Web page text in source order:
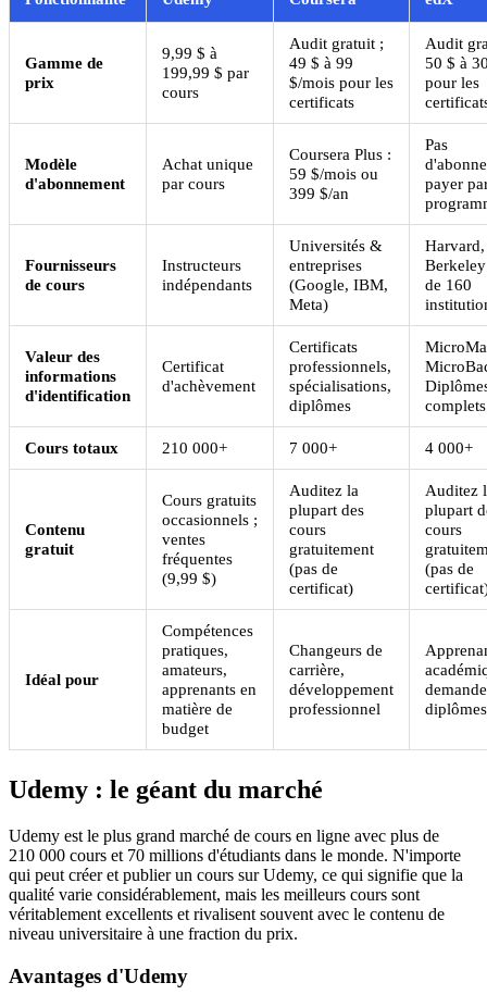
Gamme de
prix
9,99 $ à
199,99 $ par
cours
Audit gratuit ;
49 $ à 99
$/mois pour les
certificats
Audit
50 $ à
pour les
Modèle
d'abonnement
Achat unique
par cours
Coursera Plus :
59 $/mois ou
399 $/an
Pas
payer
Fournisseurs
de cours
Instructeurs
indépendants
Universités &
entreprises
(Google, IBM,
Meta)
de 160
Valeur des
informations
d'identification
Certificat
d'achèvement
Certificats
professionnels,
spécialisations,
diplômes
complets
Cours totaux 210 000+ 7 000+ 4 000+
Contenu
gratuit
Cours gratuits
occasionnels ;
ventes
fréquentes
(9,99 $)
Auditez la
plupart des
cours
gratuitement
(pas de
certificat)
Auditez
plupart
cours
(pas de
Idéal pour
Compétences
pratiques,
amateurs,
apprenants en
matière de
budget
Changeurs de
carrière,
développement
professionnel
diplômes
Udemy : le géant du marché
Udemy est le plus grand marché de cours en ligne avec plus de
210 000 cours et 70 millions d'étudiants dans le monde. N'importe
qui peut créer et publier un cours sur Udemy, ce qui signifie que la
qualité varie considérablement, mais les meilleurs cours sont
véritablement excellents et rivalisent souvent avec le contenu de
niveau universitaire à une fraction du prix.
Avantages d'Udemy